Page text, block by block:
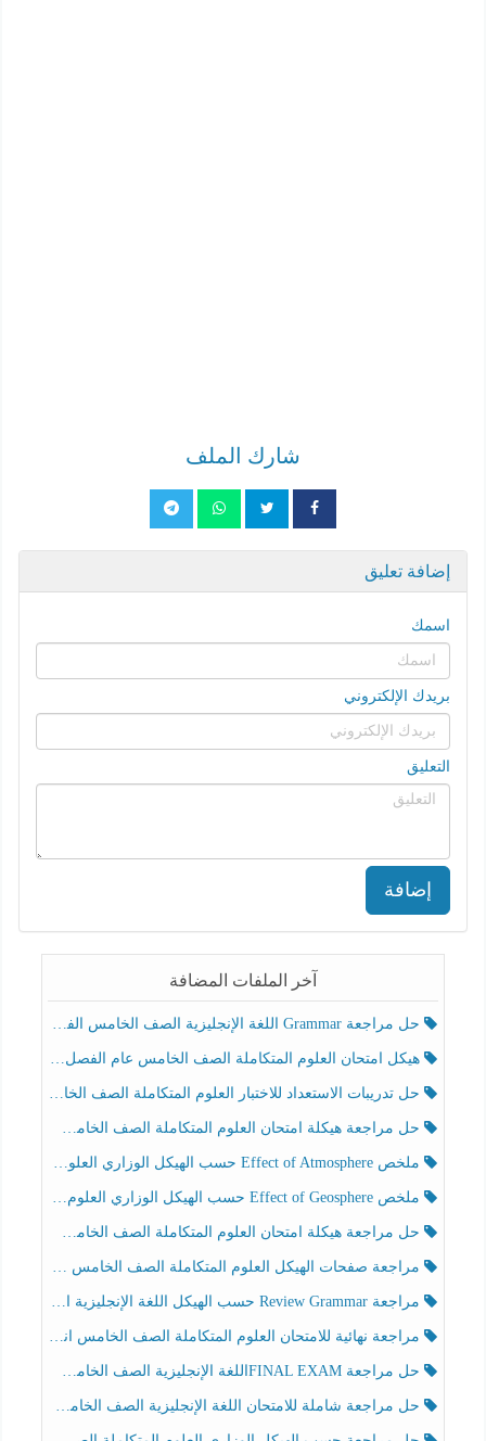
شارك الملف
إضافة تعليق
اسمك
بريدك الإلكتروني
التعليق
إضافة
آخر الملفات المضافة
حل مراجعة Grammar اللغة الإنجليزية الصف الخامس الفصل الثالث
هيكل امتحان العلوم المتكاملة الصف الخامس عام الفصل الدراسي الثالث 2025-2026
حل تدريبات الاستعداد للاختبار العلوم المتكاملة الصف الخامس عام الفصل الثالث
حل مراجعة هيكلة امتحان العلوم المتكاملة الصف الخامس انسبير الفصل الثالث
ملخص Effect of Atmosphere حسب الهيكل الوزاري العلوم المتكاملة الصف الخامس انسبير الفصل الثالث
ملخص Effect of Geosphere حسب الهيكل الوزاري العلوم المتكاملة الصف الخامس انسبير الفصل الثالث
حل مراجعة هيكلة امتحان العلوم المتكاملة الصف الخامس عام الفصل الثالث
مراجعة صفحات الهيكل العلوم المتكاملة الصف الخامس انسبير الفصل الثالث
مراجعة Review Grammar حسب الهيكل اللغة الإنجليزية الصف الخامس الفصل الثالث
مراجعة نهائية للامتحان العلوم المتكاملة الصف الخامس انسبير الفصل الثالث
حل مراجعة FINAL EXAMاللغة الإنجليزية الصف الخامس الفصل الثالث
حل مراجعة شاملة للامتحان اللغة الإنجليزية الصف الخامس الفصل الثالث